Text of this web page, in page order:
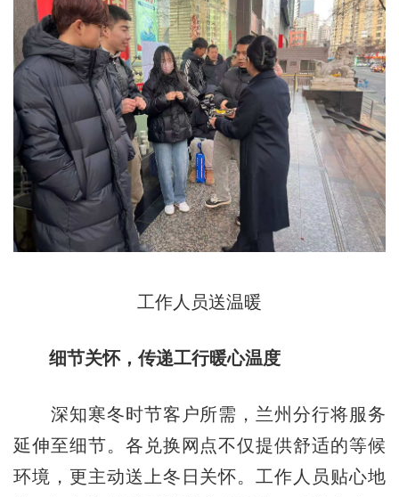
工作人员送温暖
细节关怀，传递工行暖心温度
深知寒冬时节客户所需，兰州分行将服务
延伸至细节。各兑换网点不仅提供舒适的等候
环境，更主动送上冬日关怀。工作人员贴心地